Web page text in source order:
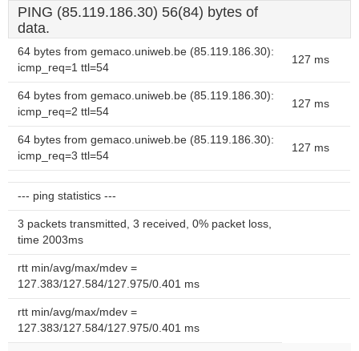
PING (85.119.186.30) 56(84) bytes of
data.
64 bytes from gemaco.uniweb.be (85.119.186.30):
icmp_req=1 ttl=54
127 ms
64 bytes from gemaco.uniweb.be (85.119.186.30):
icmp_req=2 ttl=54
127 ms
64 bytes from gemaco.uniweb.be (85.119.186.30):
icmp_req=3 ttl=54
127 ms
--- ping statistics ---
3 packets transmitted, 3 received, 0% packet loss,
time 2003ms
rtt min/avg/max/mdev =
127.383/127.584/127.975/0.401 ms
rtt min/avg/max/mdev =
127.383/127.584/127.975/0.401 ms